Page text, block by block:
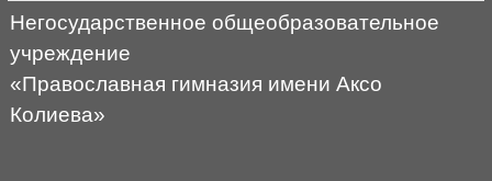
Негосударственное общеобразовательное
учреждение
«Православная гимназия имени Аксо
Колиева»